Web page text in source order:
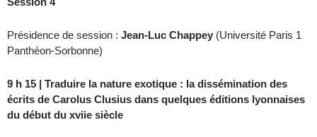
Présidence de session : Jean-Luc Chappey (Université Paris 1
Panthéon-Sorbonne)
9 h 15 | Traduire la nature exotique : la dissémination des
écrits de Carolus Clusius dans quelques éditions lyonnaises
du début du xviie siècle